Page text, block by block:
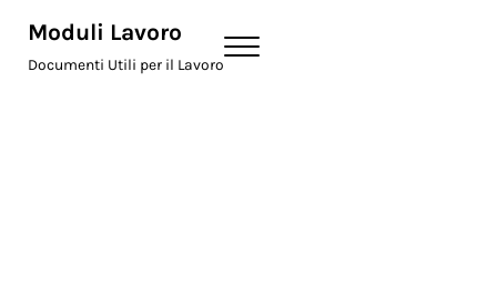
Moduli Lavoro
Documenti Utili per il Lavoro
Menu